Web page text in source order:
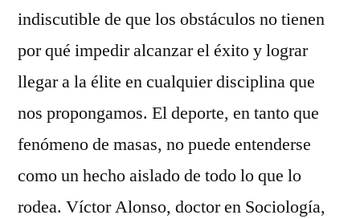
indiscutible de que los obstáculos no tienen
por qué impedir alcanzar el éxito y lograr
llegar a la élite en cualquier disciplina que
nos propongamos. El deporte, en tanto que
fenómeno de masas, no puede entenderse
como un hecho aislado de todo lo que lo
rodea. Víctor Alonso, doctor en Sociología,